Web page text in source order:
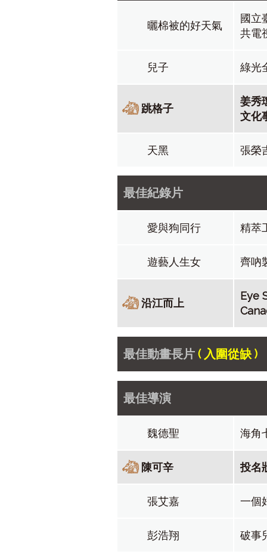
曬棉被的好天氣
國立
共電
兒子 綠光
跳格子
姜秀
文化
天黑 張榮
最佳紀錄片
愛與狗同行 精萃
遊藝人生女 齊吶
沿江而上
Eye
最佳動畫長片( 入圍從缺 )
最佳導演
魏德聖 海角
陳可辛 投名
張艾嘉 一個
彭浩翔 破事